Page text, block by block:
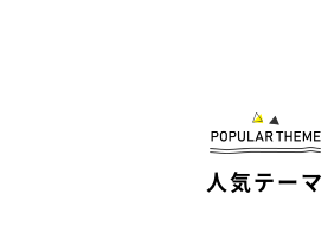
ねこのきもち獣医師相談室の原駿太朗先生
人気テーマ